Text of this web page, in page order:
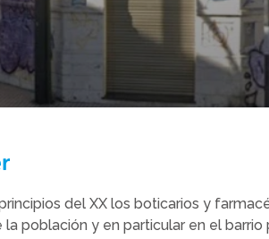
del XX los boticarios y
población y en particular en el barrio